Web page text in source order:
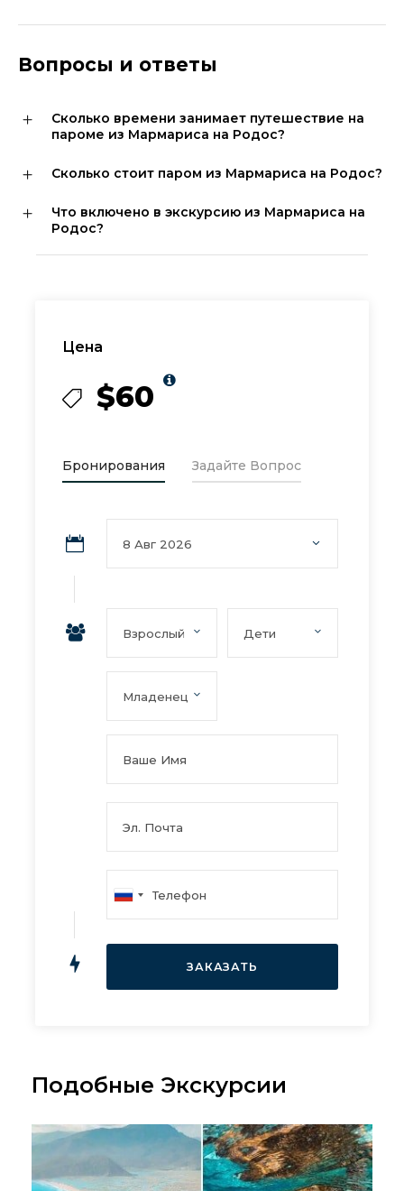
Цена
$60
Бронирования Задайте Вопрос
Вопросы и ответы
Сколько времени занимает путешествие на
пароме из Мармариса на Родос?
Сколько стоит паром из Мармариса на Родос?
Что включено в экскурсию из Мармариса на
Родос?
Подобные Экскурсии